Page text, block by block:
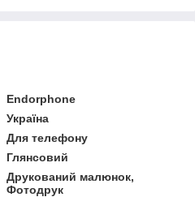
Endorphone
Україна
Для телефону
Глянсовий
Друкований малюнок,
Фотодрук